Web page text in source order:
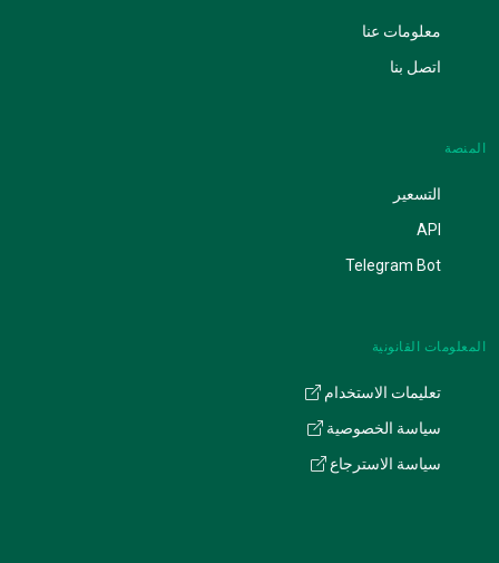
معلومات عنا
اتصل بنا
المنصة
التسعير
API
Telegram Bot
المعلومات القانونية
تعليمات الاستخدام
سياسة الخصوصية
سياسة الاسترجاع